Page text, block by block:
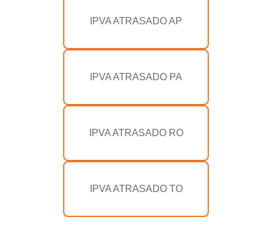
IPVA ATRASADO AP
IPVA ATRASADO PA
IPVA ATRASADO RO
IPVA ATRASADO TO